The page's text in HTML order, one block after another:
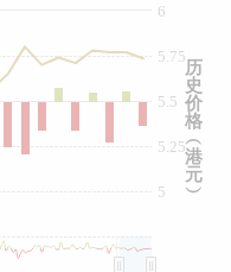
6
5
5.25
5.5
5.75
历
史
价
格
︵
港
元
︶